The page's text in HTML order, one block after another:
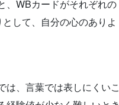
、WBカードがそれぞれの
して、自分の心のありよ
は、言葉では表しにくいこ